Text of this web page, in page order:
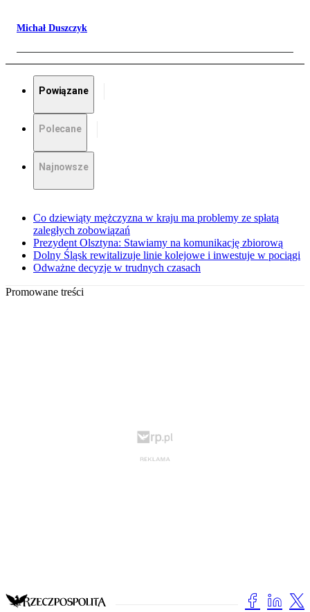
Michał Duszczyk
Powiązane
Polecane
Najnowsze
Co dziewiąty mężczyzna w kraju ma problemy ze spłatą
zaległych zobowiązań
Prezydent Olsztyna: Stawiamy na komunikację zbiorową
Dolny Śląsk rewitalizuje linie kolejowe i inwestuje w pociągi
Odważne decyzje w trudnych czasach
Promowane treści